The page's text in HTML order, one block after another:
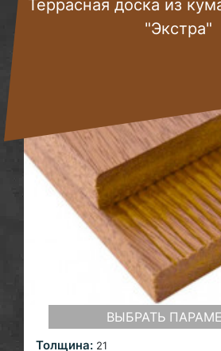
Террасная доска из
"Экстра"
ВЫБРАТЬ
Толщина: 21